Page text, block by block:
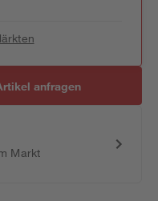
anfragen
Markt